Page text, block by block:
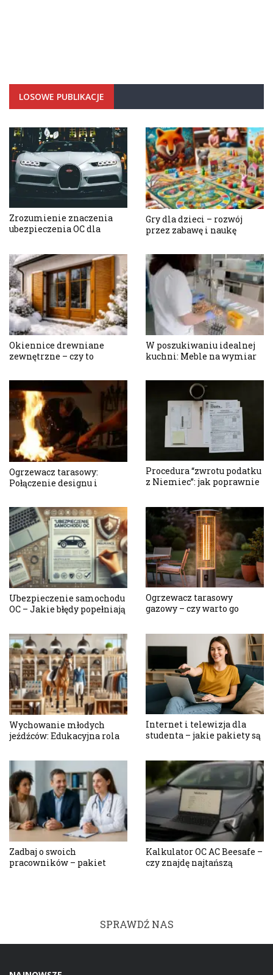
LOSOWE PUBLIKACJE
Zrozumienie znaczenia
ubezpieczenia OC dla
Gry dla dzieci – rozwój
przez zabawę i naukę
Okiennice drewniane
zewnętrzne – czy to
czy sezonowe?
W poszukiwaniu idealnej
kuchni: Meble na wymiar
Ogrzewacz tarasowy:
Połączenie designu i
Procedura “zwrotu podatku
z Niemiec”: jak poprawnie
Ubezpieczenie samochodu
OC – Jakie błędy popełniają
polisy?
Ogrzewacz tarasowy
gazowy – czy warto go
tarasach?
Wychowanie młodych
jeźdźców: Edukacyjna rola
Internet i telewizja dla
studenta – jakie pakiety są
Zadbaj o swoich
pracowników – pakiet
Kalkulator OC AC Beesafe –
czy znajdę najtańszą
SPRAWDŹ NAS